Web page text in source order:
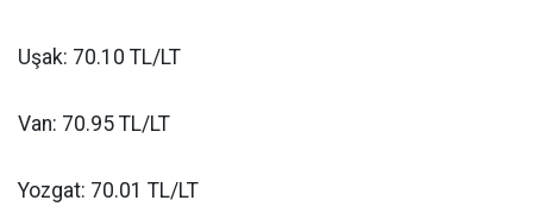
Uşak: 70.10 TL/LT
Van: 70.95 TL/LT
Yozgat: 70.01 TL/LT